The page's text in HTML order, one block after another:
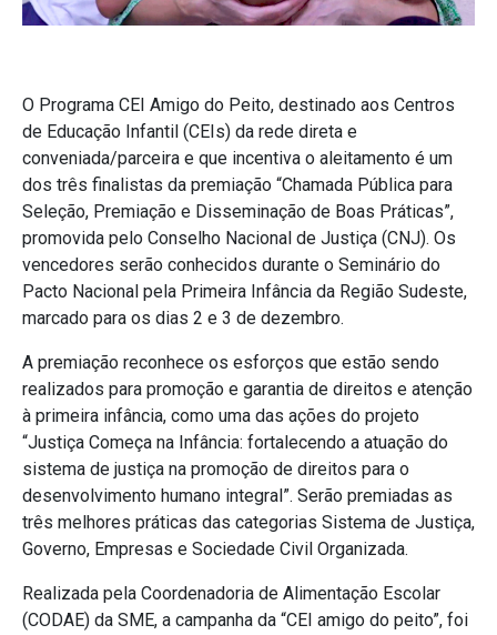
O Programa CEI Amigo do Peito, destinado aos Centros
de Educação Infantil (CEIs) da rede direta e
conveniada/parceira e que incentiva o aleitamento é um
dos três finalistas da premiação “Chamada Pública para
Seleção, Premiação e Disseminação de Boas Práticas”,
promovida pelo Conselho Nacional de Justiça (CNJ). Os
vencedores serão conhecidos durante o Seminário do
Pacto Nacional pela Primeira Infância da Região Sudeste,
marcado para os dias 2 e 3 de dezembro.
A premiação reconhece os esforços que estão sendo
realizados para promoção e garantia de direitos e atenção
à primeira infância, como uma das ações do projeto
“Justiça Começa na Infância: fortalecendo a atuação do
sistema de justiça na promoção de direitos para o
desenvolvimento humano integral”. Serão premiadas as
três melhores práticas das categorias Sistema de Justiça,
Governo, Empresas e Sociedade Civil Organizada.
Realizada pela Coordenadoria de Alimentação Escolar
(CODAE) da SME, a campanha da “CEI amigo do peito”, foi